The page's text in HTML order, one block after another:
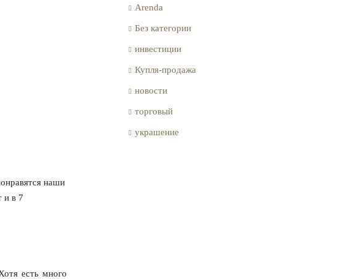
наши
и в 7
есть много
Arenda
Без категории
инвестиции
Купля-продажа
новости
торговый
украшение